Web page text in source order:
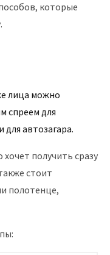
которые
лица можно
спреем для
автозагара.
получить сразу
стоит
полотенце,